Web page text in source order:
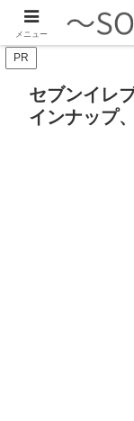
最新のトレ
PR
セブンイレ
インナップ
メニュー